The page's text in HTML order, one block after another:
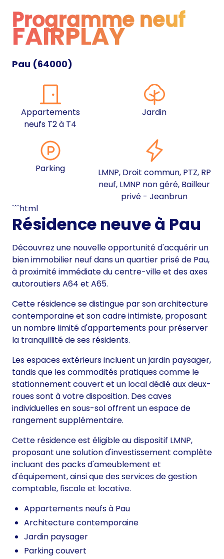
Programme neuf
Programme neuf
FAIRPLAY
Pau (64000)
Appartements
neufs T2 à T4
Jardin
Parking
LMNP, Droit commun, PTZ, RP
neuf, LMNP non géré, Bailleur
privé - Jeanbrun
```html
Résidence neuve à Pau
Découvrez une nouvelle opportunité d'acquérir un
bien immobilier neuf dans un quartier prisé de Pau,
à proximité immédiate du centre-ville et des axes
autoroutiers A64 et A65.
Cette résidence se distingue par son architecture
contemporaine et son cadre intimiste, proposant
un nombre limité d'appartements pour préserver
la tranquillité de ses résidents.
Les espaces extérieurs incluent un jardin paysager,
tandis que les commodités pratiques comme le
stationnement couvert et un local dédié aux deux-
roues sont à votre disposition. Des caves
individuelles en sous-sol offrent un espace de
rangement supplémentaire.
Cette résidence est éligible au dispositif LMNP,
proposant une solution d'investissement complète
incluant des packs d'ameublement et
d'équipement, ainsi que des services de gestion
comptable, fiscale et locative.
Appartements neufs à Pau
Architecture contemporaine
Jardin paysager
Parking couvert